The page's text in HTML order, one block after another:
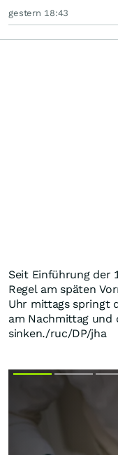
gestern 18:43
Seit Einführung der
Regel am späten
Uhr mittags springt
am Nachmittag und
sinken./ruc/DP/jha